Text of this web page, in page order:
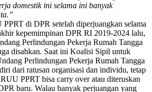
domestik ini selama ini banyak
di DPR setelah diperjuangkan selama
kepemimpinan DPR RI 2019-2024 lalu,
Perlindungan Pekerja Rumah Tangga
disahkan. Saat ini Koalisi Sipil untuk
Perlindungan Pekerja Rumah Tangga
dari ratusan organisasi dan individu, tetap
PPRT bisa carry over atau diteruskan
baru. Walau banyak perjuangan yang